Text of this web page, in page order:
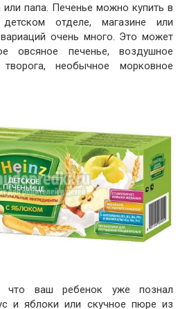
папа. Печенье можно купить в
детском отделе, магазине или
очень много. Это может
овсяное печенье, воздушное
необычное морковное
что ваш ребенок уже познал
и яблоки или скучное пюре из